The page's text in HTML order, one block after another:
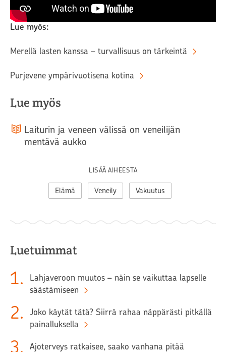
Lue myös:
Merellä lasten kanssa – turvallisuus on tärkeintä
Purjevene ympärivuotisena kotina
Lue myös
Laiturin ja veneen välissä on veneilijän
mentävä aukko
LISÄÄ AIHEESTA
Elämä Veneily Vakuutus
Luetuimmat
1.
Lahjaveroon muutos – näin se vaikuttaa lapselle
säästämiseen
2.
Joko käytät tätä? Siirrä rahaa näppärästi pitkällä
painalluksella
3.
Ajoterveys ratkaisee, saako vanhana pitää